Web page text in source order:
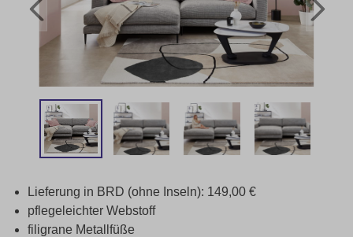
Lieferung in BRD (ohne Inseln): 149,00 €
pflegeleichter Webstoff
filigrane Metallfüße